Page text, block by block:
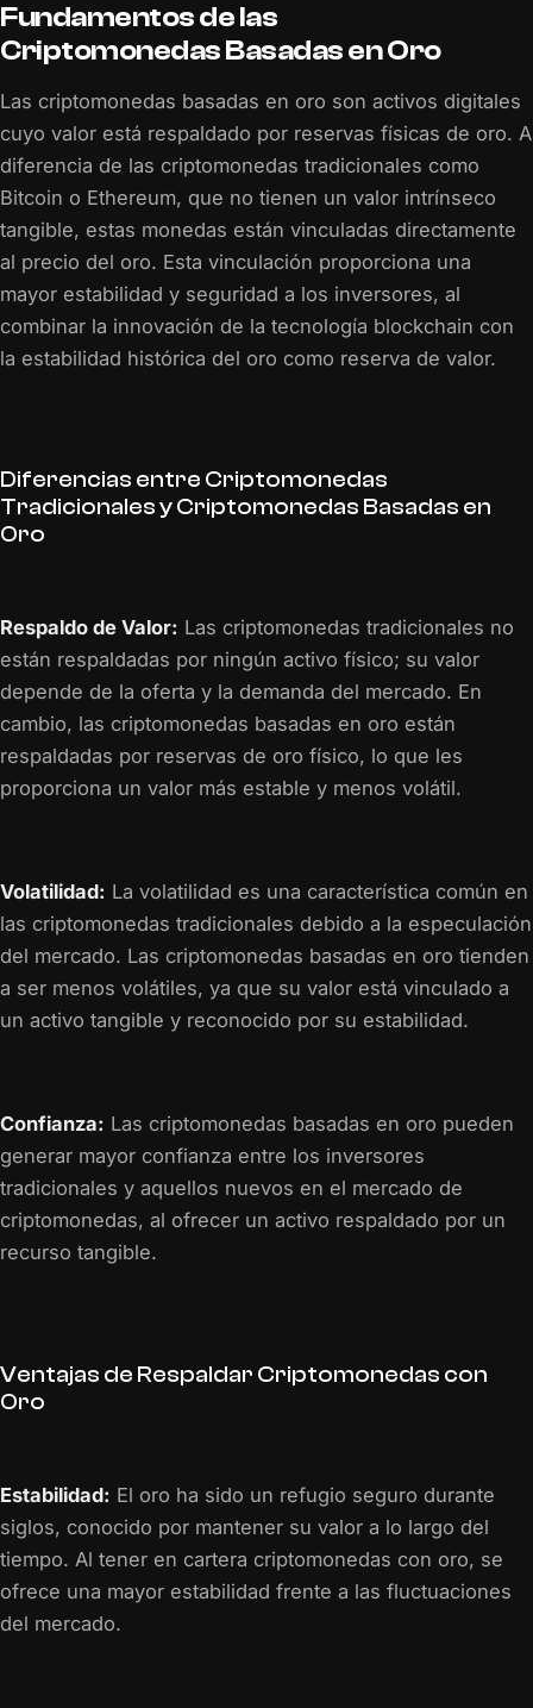
Fundamentos de las
Criptomonedas Basadas en Oro
Las criptomonedas basadas en oro son activos digitales
cuyo valor está respaldado por reservas físicas de oro. A
diferencia de las criptomonedas tradicionales como
Bitcoin o Ethereum, que no tienen un valor intrínseco
tangible, estas monedas están vinculadas directamente
al precio del oro. Esta vinculación proporciona una
mayor estabilidad y seguridad a los inversores, al
combinar la innovación de la tecnología blockchain con
la estabilidad histórica del oro como reserva de valor.
Diferencias entre Criptomonedas
Tradicionales y Criptomonedas Basadas en
Oro
Respaldo de Valor: Las criptomonedas tradicionales no
están respaldadas por ningún activo físico; su valor
depende de la oferta y la demanda del mercado. En
cambio, las criptomonedas basadas en oro están
respaldadas por reservas de oro físico, lo que les
proporciona un valor más estable y menos volátil.
Volatilidad: La volatilidad es una característica común en
las criptomonedas tradicionales debido a la especulación
del mercado. Las criptomonedas basadas en oro tienden
a ser menos volátiles, ya que su valor está vinculado a
un activo tangible y reconocido por su estabilidad.
Confianza: Las criptomonedas basadas en oro pueden
generar mayor confianza entre los inversores
tradicionales y aquellos nuevos en el mercado de
criptomonedas, al ofrecer un activo respaldado por un
recurso tangible.
Ventajas de Respaldar Criptomonedas con
Oro
Estabilidad: El oro ha sido un refugio seguro durante
siglos, conocido por mantener su valor a lo largo del
tiempo. Al tener en cartera criptomonedas con oro, se
ofrece una mayor estabilidad frente a las fluctuaciones
del mercado.